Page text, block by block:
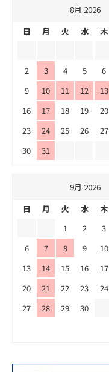
8月 2026
日
月 火 水 木
2
3 4 5 6
9
10 11 12 13
16
17 18 19 20
23
24 25 26 27
30
31
9月 2026
日
月 火 水 木
1
2 3
6
7 8 9 10
13
14 15 16 17
20
21 22 23 24
27
28 29 30